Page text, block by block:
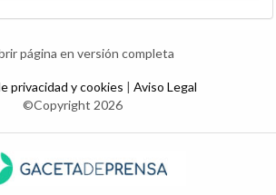
página en versión completa
privacidad y cookies | Aviso Legal
©Copyright 2026